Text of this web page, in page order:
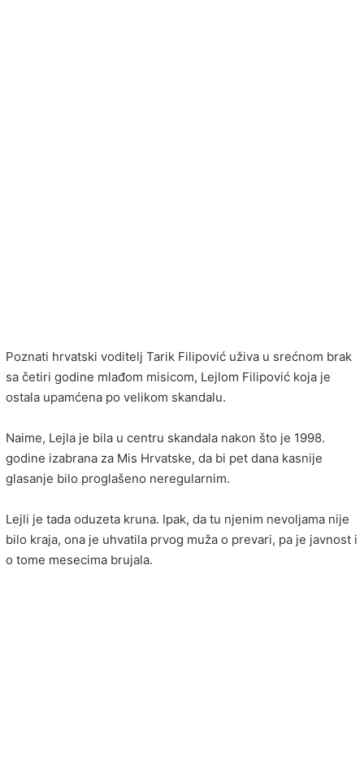
Poznati hrvatski voditelj Tarik Filipović uživa u srećnom brak
sa četiri godine mlađom misicom, Lejlom Filipović koja je
ostala upamćena po velikom skandalu.
Naime, Lejla je bila u centru skandala nakon što je 1998.
godine izabrana za Mis Hrvatske, da bi pet dana kasnije
glasanje bilo proglašeno neregularnim.
Lejli je tada oduzeta kruna. Ipak, da tu njenim nevoljama nije
bilo kraja, ona je uhvatila prvog muža o prevari, pa je javnost i
o tome mesecima brujala.